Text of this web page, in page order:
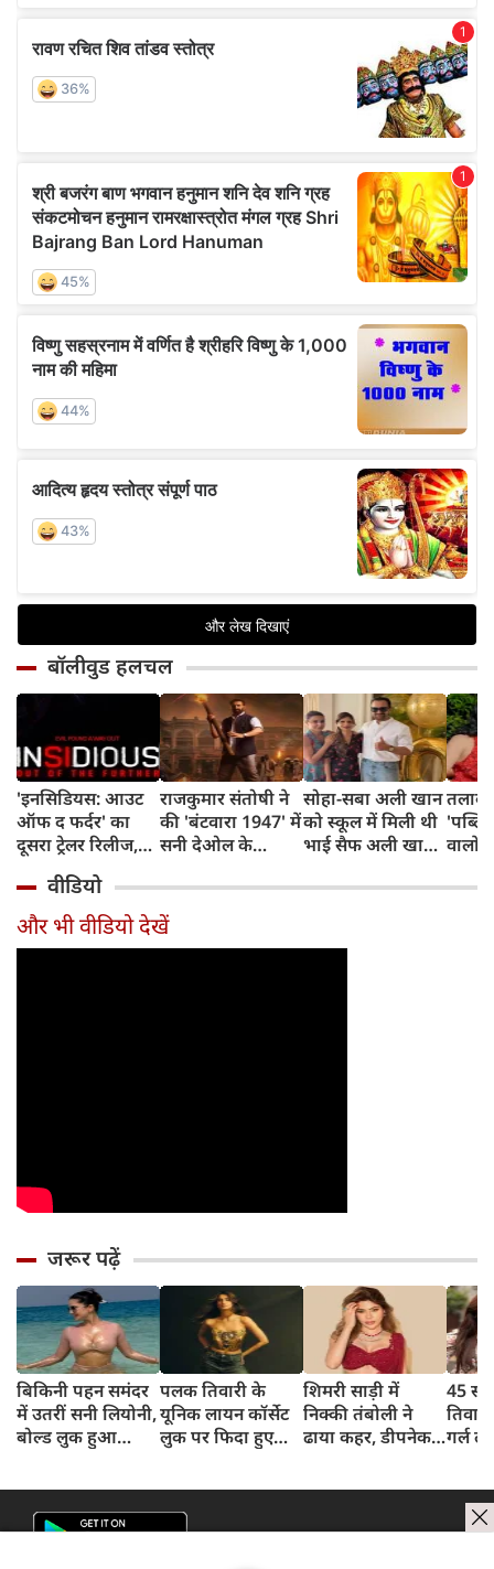
बॉलीवुड हलचल
'इनसिडियस: आउट
ऑफ द फर्दर' का
दूसरा ट्रेलर रिलीज,
डरावना चैप्टर लेकर
लौट रही हॉरर
फ्रैंचाइजी
राजकुमार संतोषी ने
की 'बंटवारा 1947' में
सनी देओल के
सुपरहीरोज़ से तुलना,
कही यह बात
सोहा-सबा अली खान
को स्कूल में मिली थी
भाई सैफ अली खान
शादी की खबर,
वालों
वीडियो
और भी वीडियो देखें
जरूर पढ़ें
बिकिनी पहन समंदर
में उतरीं सनी लियोनी,
बोल्ड लुक हुआ
पलक तिवारी के
यूनिक लायन कॉर्सेट
लुक पर फिदा हुए
शिमरी साड़ी में
निक्की तंबोली ने
ढाया कहर, डीपनेक
45
गर्ल